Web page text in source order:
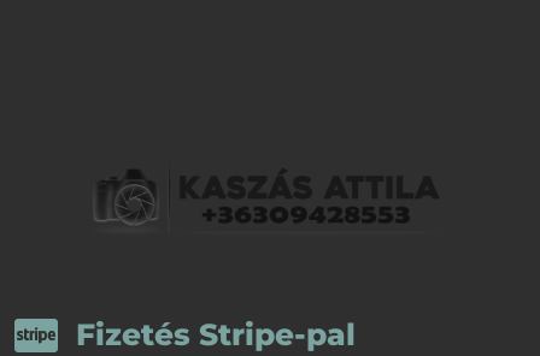
 Fizetés Stripe-pal